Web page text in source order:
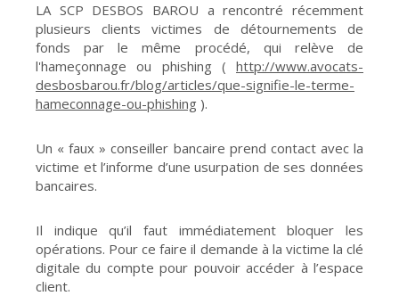
LA SCP DESBOS BAROU a rencontré récemment
plusieurs clients victimes de détournements de
fonds par le même procédé, qui relève de
l'hameçonnage ou phishing ( http://www.avocats-
desbosbarou.fr/blog/articles/que-signifie-le-terme-
hameconnage-ou-phishing ).
Un « faux » conseiller bancaire prend contact avec la
victime et l’informe d’une usurpation de ses données
bancaires.
Il indique qu’il faut immédiatement bloquer les
opérations. Pour ce faire il demande à la victime la clé
digitale du compte pour pouvoir accéder à l’espace
client.